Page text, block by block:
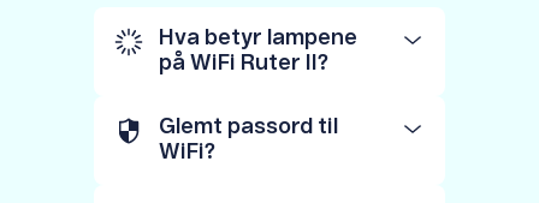
Hva betyr lampene
på WiFi Ruter II?
Glemt passord til
WiFi?